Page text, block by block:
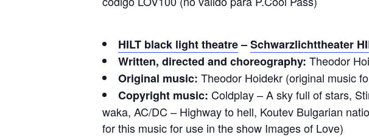
HILT black light theatre–Schwarzlichttheater
Written, directed and choreography: Theodor
Original music: Theodor Hoidekr (original music
Copyright music: Coldplay – A sky full of stars,
waka, AC/DC – Highway to hell, Koutev Bulgarian
for this music for use in the show Images of Love)